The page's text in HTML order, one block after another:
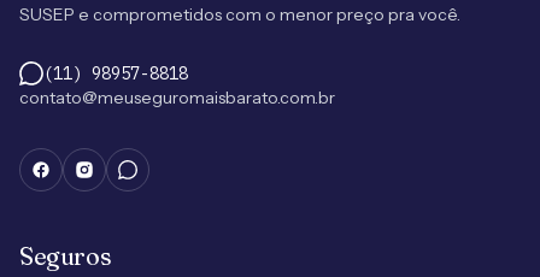
SUSEP e comprometidos com o menor preço pra você.
(11) 98957-8818
contato@meuseguromaisbarato.com.br
Seguros